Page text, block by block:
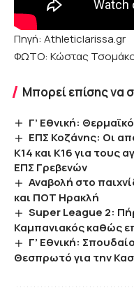
Πηγή: Athleticlarissa.gr
ΦΩΤΟ: Κώστας
Μπορεί επίσης να
Γ’ Εθνική:
ΕΠΣ Κοζάνης: Οι
Κ14 και Κ16 για τους
ΕΠΣ Γρεβενών
Αναβολή στο
και ΠΟΤ Ηρακλή
Super League 2:
Καμπανιακός καθώς
Γ’ Εθνική:
Θεσπρωτό για την